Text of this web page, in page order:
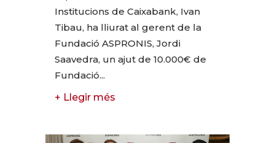
Institucions de Caixabank, Ivan
Tibau, ha lliurat al gerent de la
Fundació ASPRONIS, Jordi
Saavedra, un ajut de 10.000€ de
Fundació...
+ Llegir més